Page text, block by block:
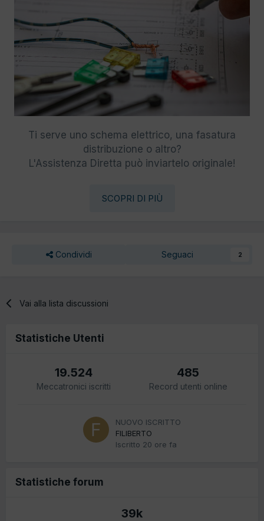
Ti serve uno schema elettrico, una fasatura
distribuzione o altro?
L'Assistenza Diretta può inviartelo originale!
SCOPRI DI PIÙ
Condividi Seguaci 2
Vai alla lista discussioni
Statistiche Utenti
19.524
Meccatronici iscritti
485
Record utenti online
NUOVO ISCRITTO
FILIBERTO
Iscritto 20 ore fa
Statistiche forum
39k